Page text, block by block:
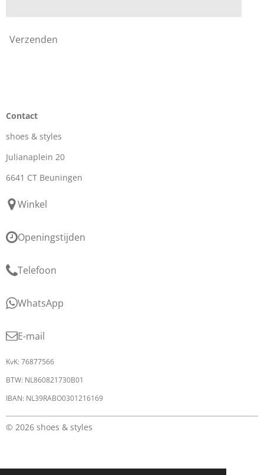
Verzenden
Contact
shoes & styles
Julianaplein 20
6641 CT Beuningen
Winkel
Openingstijden
Telefoon
WhatsApp
E-mail
KvK: 76877566
BTW: NL860821730B01
IBAN: NL39RABO0301216169
© 2026 shoes & styles